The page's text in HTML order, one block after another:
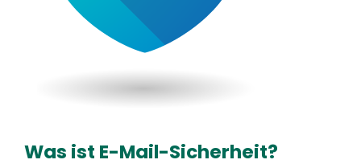
Text
Was ist E-Mail-Sicherheit?